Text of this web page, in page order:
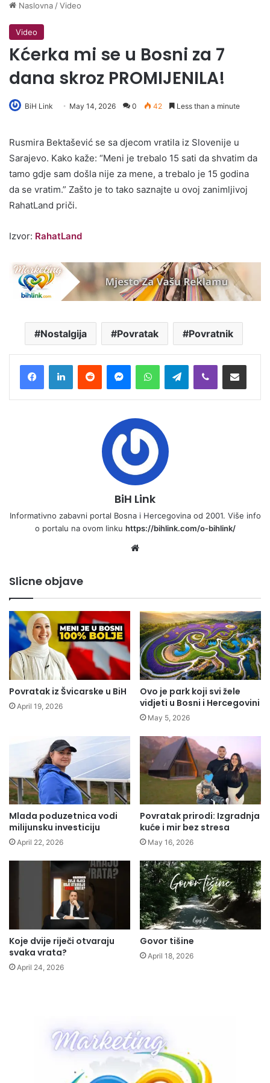
Naslovna /Video
Video
Kćerka mi se u Bosni za 7
dana skroz PROMIJENILA!
BiH Link May 14, 2026 0 42 Less than a minute
Rusmira Bektašević se sa djecom vratila iz Slovenije u
Sarajevo. Kako kaže: “Meni je trebalo 15 sati da shvatim da
tamo gdje sam došla nije za mene, a trebalo je 15 godina
da se vratim.” Zašto je to tako saznajte u ovoj zanimljivoj
RahatLand priči.
Izvor: RahatLand
Nostalgija Povratak Povratnik
Reddit MessengerWhatsAppTelegramViber Podjeli na e-mail
BiH Link
Informativno zabavni portal Bosna i Hercegovina od 2001. Više info
o portalu na ovom linku https://bihlink.com/o-bihlink/
Slicne objave
Povratak iz Švicarske u BiH
April 19, 2026
Ovo je park koji svi žele
vidjeti u Bosni i Hercegovini
May 5, 2026
Mlada poduzetnica vodi
milijunsku investiciju
April 22, 2026
Povratak prirodi: Izgradnja
kuće i mir bez stresa
May 16, 2026
Koje dvije riječi otvaraju
svaka vrata?
April 24, 2026
Govor tišine
April 18, 2026